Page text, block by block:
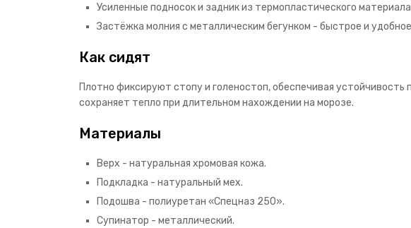
Усиленные подносок и задник из термопластического
Застёжка молния с металлическим бегунком - быстрое и
Как сидят
Плотно фиксируют стопу и голеностоп, обеспечивая
сохраняет тепло при длительном нахождении на морозе.
Материалы
Верх - натуральная хромовая кожа.
Подкладка - натуральный мех.
Подошва - полиуретан «Спецназ 250».
Супинатор - металлический.